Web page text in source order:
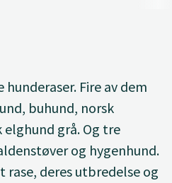
hunderaser. Fire av dem
buhund, norsk
grå. Og tre
og hygenhund.
rase, deres utbredelse og